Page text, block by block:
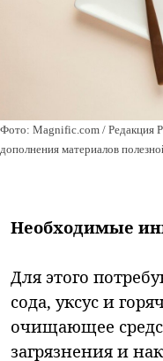
Фото: Magnific.com / Редакция
дополнения материалов
Необходимые
Для этого
сода, уксус и
очищающее
загрязнения и